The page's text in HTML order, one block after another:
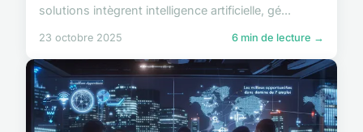
solutions intègrent intelligence artificielle, gé...
23 octobre 2025 6 min de lecture →